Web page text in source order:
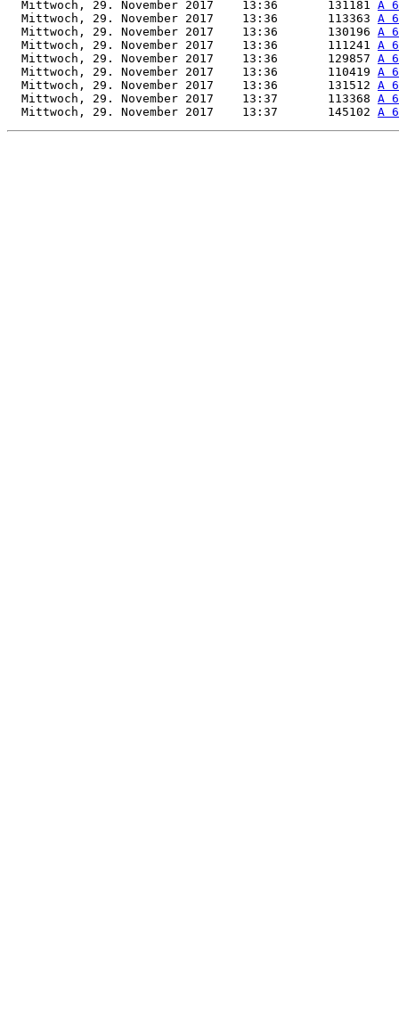
  Mittwoch, 29. November 2017    13:36       131181
A
  Mittwoch, 29. November 2017    13:36       113363
A
  Mittwoch, 29. November 2017    13:36       130196
A
  Mittwoch, 29. November 2017    13:36       111241
A
  Mittwoch, 29. November 2017    13:36       129857
A
  Mittwoch, 29. November 2017    13:36       110419
A
  Mittwoch, 29. November 2017    13:36       131512
A
  Mittwoch, 29. November 2017    13:37       113368
A
  Mittwoch, 29. November 2017    13:37       145102
A